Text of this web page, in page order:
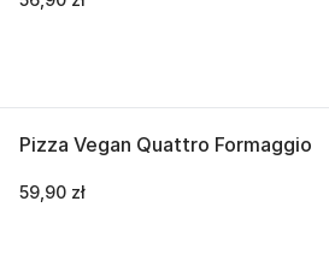
Pizza Vegan Quattro Formaggio
59,90 zł